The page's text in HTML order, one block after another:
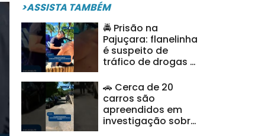
>ASSISTA TAMBÉM
🚔 Prisão na
Pajuçara: flanelinha
é suspeito de
tráfico de drogas e
#CidadeAL
🚗 Cerca de 20
carros são
apreendidos em
investigação sobre